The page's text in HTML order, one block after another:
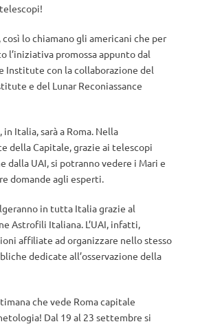
lo chiamano gli americani che per
l’iniziativa promossa appunto dal
Institute con la collaborazione del
e del Lunar Reconiassance
in Italia, sarà a Roma. Nella
della Capitale, grazie ai telescopi
dalla UAI, si potranno vedere i Mari e
domande agli esperti.
in tutta Italia grazie al
Astrofili Italiana. L’UAI, infatti,
affiliate ad organizzare nello stesso
dedicate all’osservazione della
che vede Roma capitale
Dal 19 al 23 settembre si